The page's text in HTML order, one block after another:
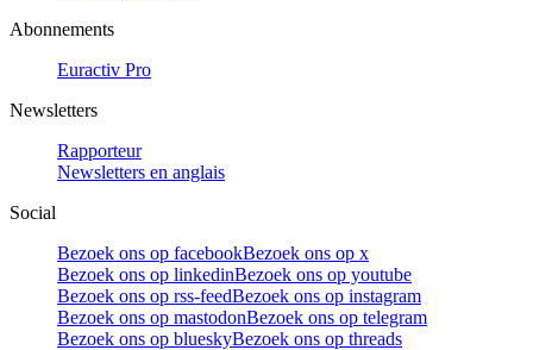
Abonnements
Euractiv Pro
Newsletters
Rapporteur
Newsletters en anglais
Social
Bezoek ons op facebookBezoek ons op x
Bezoek ons op linkedinBezoek ons op youtube
Bezoek ons op rss-feedBezoek ons op instagram
Bezoek ons op mastodonBezoek ons op telegram
Bezoek ons op blueskyBezoek ons op threads